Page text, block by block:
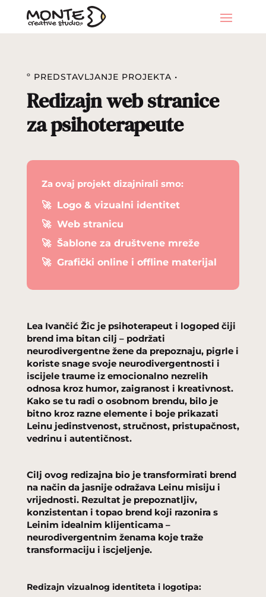
º PREDSTAVLJANJE PROJEKTA •
Redizajn web stranice
za psihoterapeute
Za ovaj projekt dizajnirali smo:
🚀 Logo & vizualni identitet
🚀 Web stranicu
🚀 Šablone za društvene mreže
🚀 Grafički online i offline materijal
Lea Ivančić Žic je psihoterapeut i logoped čiji
brend ima bitan cilj – podržati
neurodivergentne žene da prepoznaju, pigrle i
koriste snage svoje neurodivergentnosti i
iscijele traume iz emocionalno nezrelih
odnosa kroz humor, zaigranost i kreativnost.
Kako se tu radi o osobnom brendu, bilo je
bitno kroz razne elemente i boje prikazati
Leinu jedinstvenost, stručnost, pristupačnost,
vedrinu i autentičnost.
Cilj ovog redizajna bio je transformirati brend
na način da jasnije odražava Leinu misiju i
vrijednosti. Rezultat je prepoznatljiv,
konzistentan i topao brend koji razonira s
Leinim idealnim klijenticama –
neurodivergentnim ženama koje traže
transformaciju i iscjeljenje.
Redizajn vizualnog identiteta i logotipa: